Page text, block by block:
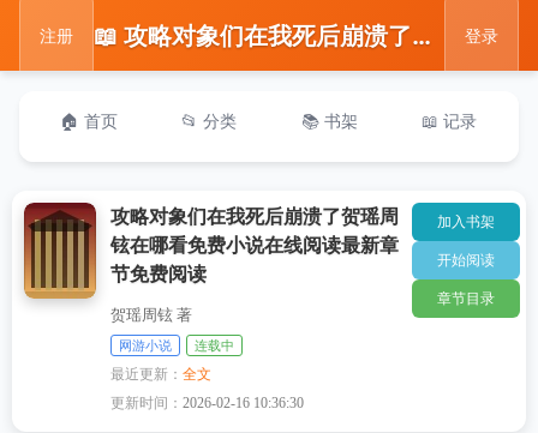
注册 📖 攻略对象们在我死后崩溃了贺瑶周铉在哪看免费小说在线阅读最新章节免费阅读 登录
🏠 首页 📂 分类 📚 书架 📖 记录
攻略对象们在我死后崩溃了贺瑶周
铉在哪看免费小说在线阅读最新章
节免费阅读
贺瑶周铉 著
网游小说 连载中
最近更新：全文
更新时间：2026-02-16 10:36:30
加入书架
开始阅读
章节目录